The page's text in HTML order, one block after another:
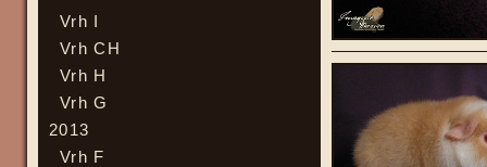
Vrh I
Vrh CH
Vrh H
Vrh G
2013
Vrh F